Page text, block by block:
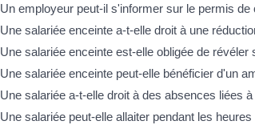
Un employeur peut-il s'informer sur le permis de
Une salariée enceinte a-t-elle droit à une
Une salariée enceinte est-elle obligée de
Une salariée enceinte peut-elle bénéficier d'un
Une salariée a-t-elle droit à des absences liées
Une salariée peut-elle allaiter pendant les